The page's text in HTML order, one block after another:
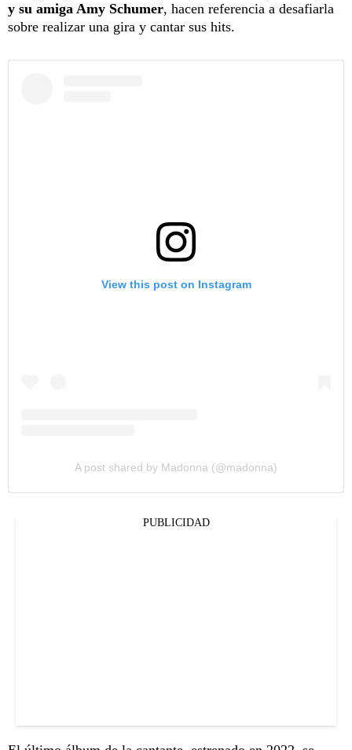
y su amiga Amy Schumer, hacen referencia a desafiarla
sobre realizar una gira y cantar sus hits.
View this post on Instagram
A post shared by Madonna (@madonna)
PUBLICIDAD